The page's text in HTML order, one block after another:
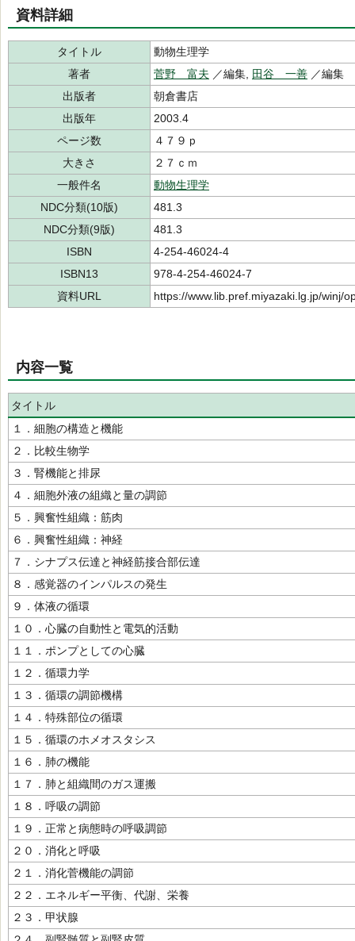
資料詳細
タイトル
動物生理学
著者
菅野 富夫 ／編集, 田谷 一善 ／編集
出版者
朝倉書店
出版年
2003.4
ページ数
４７９ｐ
大きさ
２７ｃｍ
一般件名
動物生理学
NDC分類(10版)
481.3
NDC分類(9版)
481.3
ISBN
4-254-46024-4
ISBN13
978-4-254-46024-7
資料URL
https://www.lib.pref.miyazaki.lg.jp/winj/
内容一覧
タイトル
１．細胞の構造と機能
２．比較生物学
３．腎機能と排尿
４．細胞外液の組織と量の調節
５．興奮性組織：筋肉
６．興奮性組織：神経
７．シナプス伝達と神経筋接合部伝達
８．感覚器のインパルスの発生
９．体液の循環
１０．心臓の自動性と電気的活動
１１．ポンプとしての心臓
１２．循環力学
１３．循環の調節機構
１４．特殊部位の循環
１５．循環のホメオスタシス
１６．肺の機能
１７．肺と組織間のガス運搬
１８．呼吸の調節
１９．正常と病態時の呼吸調節
２０．消化と呼吸
２１．消化菅機能の調節
２２．エネルギー平衡、代謝、栄養
２３．甲状腺